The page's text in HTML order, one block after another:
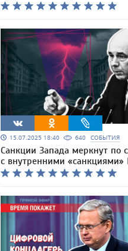
15.07.2025 18:40 640 СОБЫТИЯ
Санкции Запада меркнут по
с внутренними